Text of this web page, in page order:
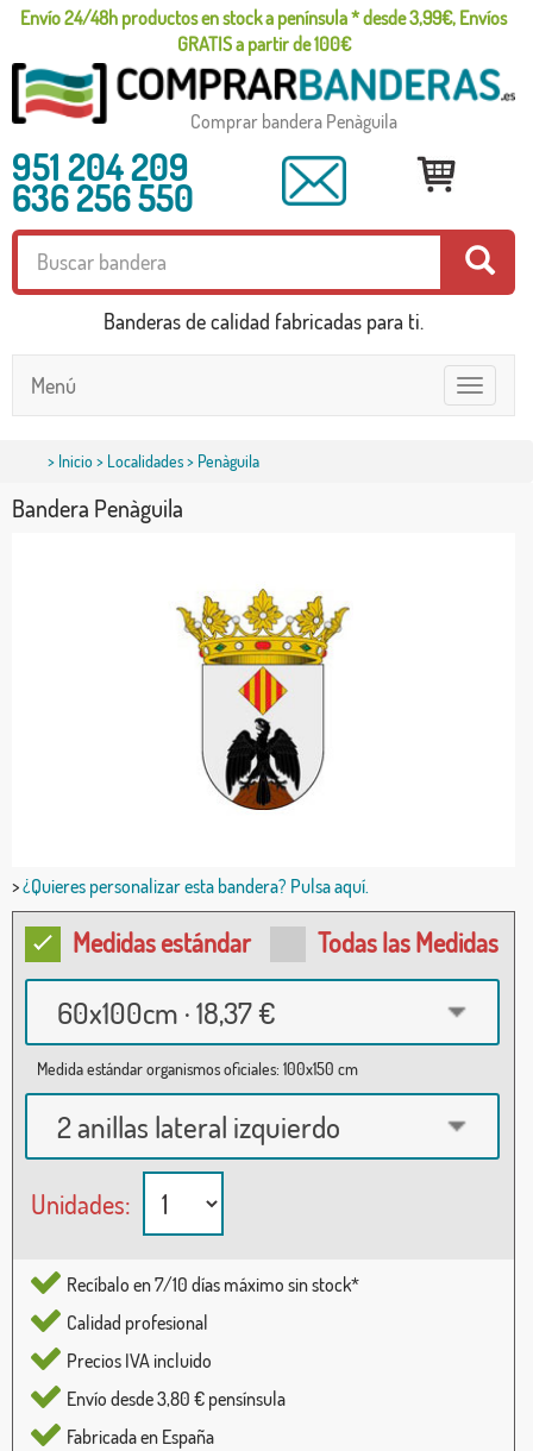
Envío 24/48h productos en stock a península * desde 3,99€, Envíos
GRATIS a partir de 100€
Comprar bandera Penàguila
951 204 209
636 256 550
Banderas de calidad fabricadas para ti.
Toggle
navigation
Menú
> Inicio> Localidades> Penàguila
Bandera Penàguila
>¿Quieres personalizar esta bandera? Pulsa aquí.
Medidas estándar Todas las Medidas
60x100cm · 18,37 €
Medida estándar organismos oficiales: 100x150 cm
2 anillas lateral izquierdo
Unidades:
Recíbalo en 7/10 días máximo sin stock*
Calidad profesional
Precios IVA incluido
Envío desde 3,80 € pensínsula
Fabricada en España